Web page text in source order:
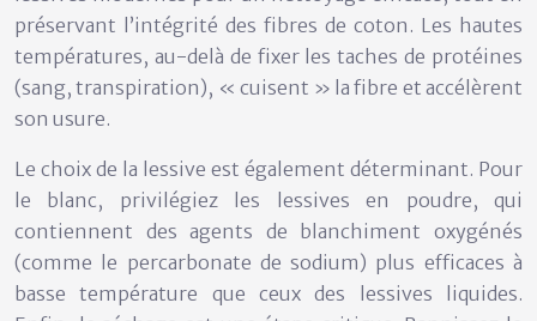
préservant l’intégrité des fibres de coton. Les hautes
températures, au-delà de fixer les taches de protéines
(sang, transpiration), « cuisent » la fibre et accélèrent
son usure.
Le choix de la lessive est également déterminant. Pour
le blanc, privilégiez les lessives en poudre, qui
contiennent des agents de blanchiment oxygénés
(comme le percarbonate de sodium) plus efficaces à
basse température que ceux des lessives liquides.